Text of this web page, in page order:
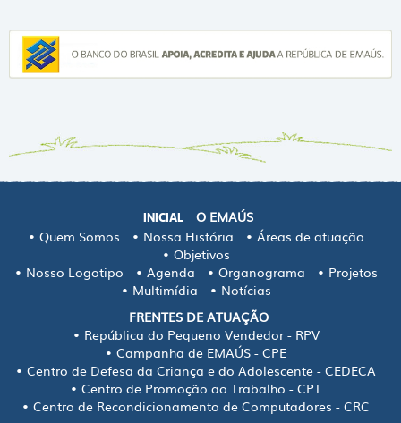
INICIAL
O EMAÚS
Quem Somos
Nossa História
Áreas de atuação
Objetivos
Nosso Logotipo
Agenda Organograma
Projetos
Multimídia
Notícias
FRENTES DE ATUAÇÃO
República do Pequeno Vendedor - RPV
Campanha de EMAÚS - CPE
Centro de Defesa da Criança e do Adolescente - CEDECA
Centro de Promoção ao Trabalho - CPT
Centro de Recondicionamento de Computadores - CRC